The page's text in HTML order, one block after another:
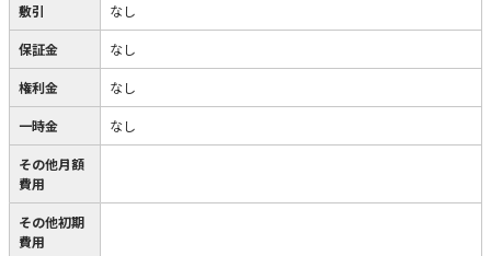
敷引 なし
保証金 なし
権利金 なし
一時金 なし
その他月額
費用
その他初期
費用